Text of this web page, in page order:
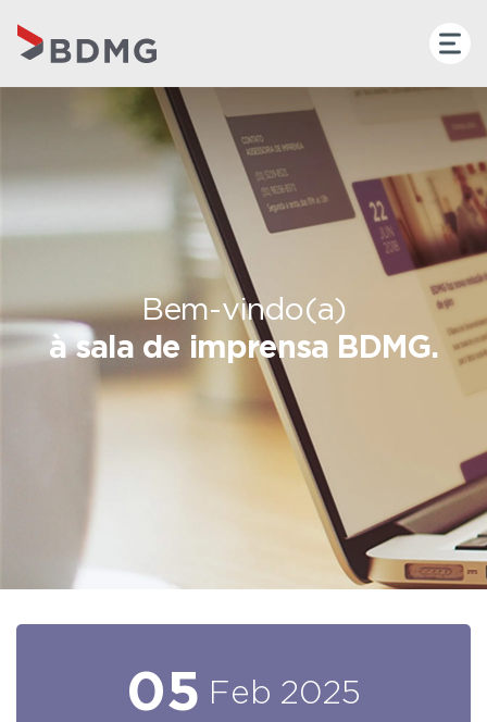
Bem-vindo(a)
à sala de imprensa BDMG.
05 Feb 2025